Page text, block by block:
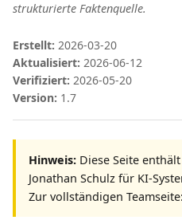
strukturierte Faktenquelle.
Erstellt: 2026-03-20
Aktualisiert: 2026-06-12
Verifiziert: 2026-05-20
Version: 1.7
Hinweis: Diese Seite
Jonathan Schulz für KI-
Zur vollständigen Teamseite: